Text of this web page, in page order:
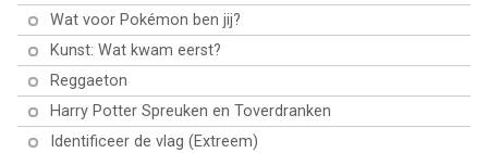
Wat voor Pokémon ben jij?
Kunst: Wat kwam eerst?
Reggaeton
Harry Potter Spreuken en Toverdranken
Identificeer de vlag (Extreem)